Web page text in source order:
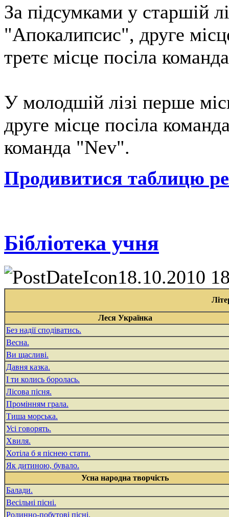
За підсумками у старшій
"Апокалипсис", друге
третє місце посіла
У молодшій лізі перше
друге місце посіла
команда "Nev".
Продивитися таблицю
Бібліотека учня
18.10.2010
Леся Українка
Без надії сподіватись.
Весна.
Ви щасливі.
Давня казка.
І ти колись боролась.
Лісова пісня.
Промінням грала.
Тиша морська.
Усі говорять.
Хвиля.
Хотіла б я піснею стати.
Як дитиною, бувало.
Усна народна творчість
Балади.
Весільні пісні.
Родинно-побутові пісні.